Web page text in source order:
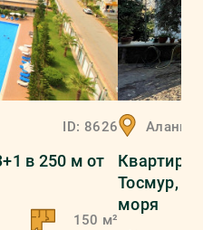
ID: 8626
в 250 м от
150 м²
Аланья
Квартира
Тосмур, в
моря